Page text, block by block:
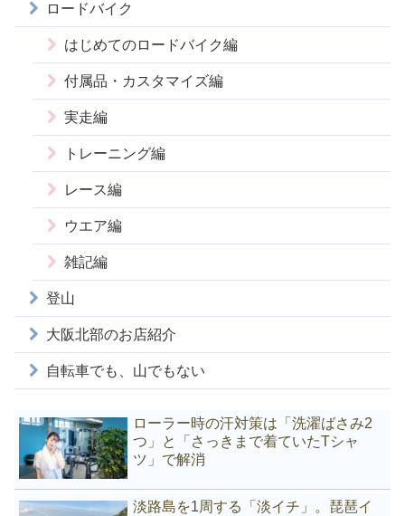
ロードバイク
はじめてのロードバイク編
付属品・カスタマイズ編
実走編
トレーニング編
レース編
ウエア編
雑記編
登山
大阪北部のお店紹介
自転車でも、山でもない
ローラー時の汗対策は「洗濯ばさみ2
つ」と「さっきまで着ていたTシャ
ツ」で解消
淡路島を1周する「淡イチ」。琵琶イ